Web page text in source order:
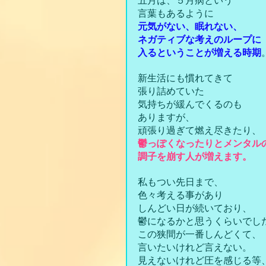
言葉もあるように
元気がない、眠れない、
ネガティブな考えのループに
入るということが増える時期 。
新生活にも慣れてきて
張り詰めていた
気持ちが緩んでくるのも
ありますが、
頑張り過ぎて燃え尽きたり、
鬱っぽくなったりとメンタル
調子を崩す人が増えます。
私もつい先日まで、
色々考える事があり
しんどい日が続いており、
鬱になるかと思うくらいでし
この狭間が一番しんどくて、
言いたいけれど言えない。
見えないけれど圧を感じる等、